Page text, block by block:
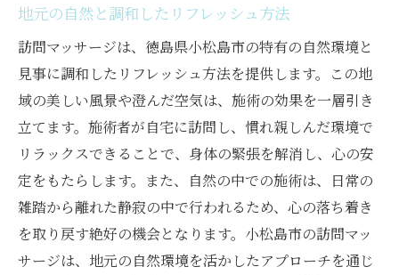
地元の自然と調和したリフレッシュ方法
訪問マッサージは、徳島県小松島市の特有の自然環境と
見事に調和したリフレッシュ方法を提供します。この地
域の美しい風景や澄んだ空気は、施術の効果を一層引き
立てます。施術者が自宅に訪問し、慣れ親しんだ環境で
リラックスできることで、身体の緊張を解消し、心の安
定をもたらします。また、自然の中での施術は、日常の
雑踏から離れた静寂の中で行われるため、心の落ち着き
を取り戻す絶好の機会となります。小松島市の訪問マッ
サージは、地元の自然環境を活かしたアプローチを通じ